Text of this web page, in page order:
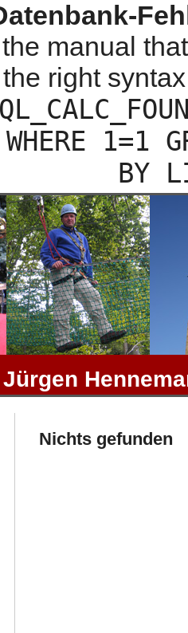
manual
right
1=1
BY
Jürgen
Nichts gefunden